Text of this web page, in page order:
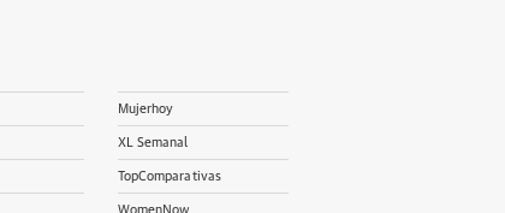
Mujerhoy
XL Semanal
TopComparativas
WomenNow